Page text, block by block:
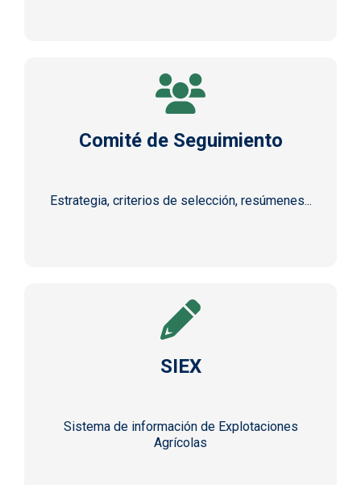
Comité de Seguimiento
Estrategia, criterios de selección, resúmenes...
SIEX
Sistema de información de Explotaciones
Agrícolas